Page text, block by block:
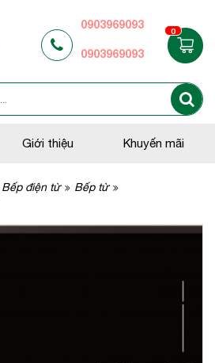
0903969093
0903969093
0
Giới thiệu Khuyến mãi
Bếp điện từ
Bếp từ